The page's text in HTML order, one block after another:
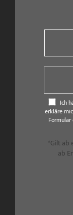
Ich
erkläre
*Gilt ab
ab